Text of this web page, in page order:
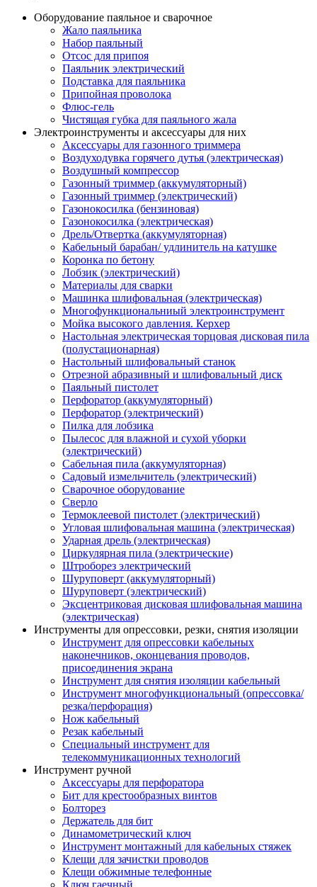
Оборудование паяльное и сварочное
Жало паяльника
Набор паяльный
Отсос для припоя
Паяльник электрический
Подставка для паяльника
Припойная проволока
Флюс-гель
Чистящая губка для паяльного жала
Электроинструменты и аксессуары для них
Аксессуары для газонного триммера
Воздуходувка горячего дутья (электрическая)
Воздушный компрессор
Газонный триммер (аккумуляторный)
Газонный триммер (электрический)
Газонокосилка (бензиновая)
Газонокосилка (электрическая)
Дрель/Отвертка (аккумуляторная)
Кабельный барабан/ удлинитель на катушке
Коронка по бетону
Лобзик (электрический)
Материалы для сварки
Машинка шлифовальная (электрическая)
Многофункциональниый электроинструмент
Мойка высокого давления. Керхер
Настольная электрическая торцовая дисковая пила
(полустационарная)
Настольный шлифовальный станок
Отрезной абразивный и шлифовальный диск
Паяльный пистолет
Перфоратор (аккумуляторный)
Перфоратор (электрический)
Пилка для лобзика
Пылесос для влажной и сухой уборки
(электрический)
Сабельная пила (аккумуляторная)
Садовый измельчитель (электрический)
Сварочное оборудование
Сверло
Термоклеевой пистолет (электрический)
Угловая шлифовальная машина (электрическая)
Ударная дрель (электрическая)
Циркулярная пила (электрические)
Штроборез электрический
Шуруповерт (аккумуляторный)
Шуруповерт (электрический)
Эксцентриковая дисковая шлифовальная машина
(электрическая)
Инструменты для опрессовки, резки, снятия изоляции
Инструмент для опрессовки кабельных
наконечников, оконцевания проводов,
присоединения экрана
Инструмент для снятия изоляции кабельный
Инструмент многофункциональный (опрессовка/
резка/перфорация)
Нож кабельный
Резак кабельный
Специальный инструмент для
телекоммуникационных технологий
Инструмент ручной
Аксессуары для перфоратора
Бит для крестообразных винтов
Болторез
Держатель для бит
Динамометрический ключ
Инструмент монтажный для кабельных стяжек
Клещи для зачистки проводов
Клещи обжимные телефонные
Ключ гаечный